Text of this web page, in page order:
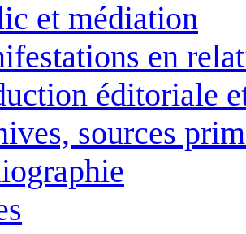
et médiation
en
éditoriale
sources